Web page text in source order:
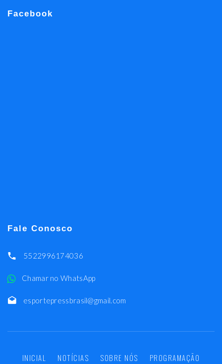
Facebook
Fale Conosco
5522996174036
Chamar no WhatsApp
esportepressbrasil@gmail.com
INICIAL NOTÍCIAS SOBRE NÓS PROGRAMAÇÃO